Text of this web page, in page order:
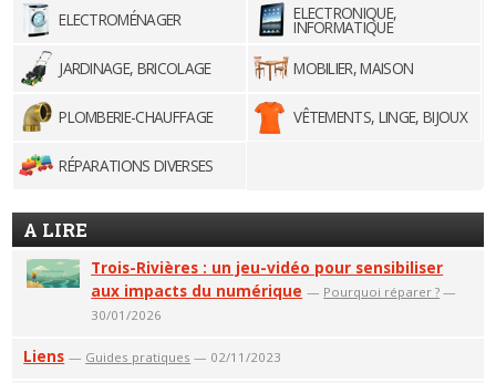
ELECTROMÉNAGER ELECTRONIQUE,
INFORMATIQUE
JARDINAGE, BRICOLAGE
MOBILIER, MAISON
PLOMBERIE-CHAUFFAGE VÊTEMENTS, LINGE, BIJOUX
RÉPARATIONS DIVERSES
A LIRE
Trois-Rivières : un jeu-vidéo pour sensibiliser
aux impacts du numérique — Pourquoi réparer ? —
30/01/2026
Liens — Guides pratiques — 02/11/2023